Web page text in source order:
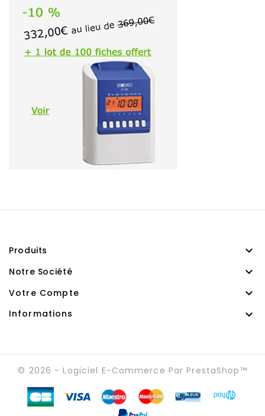
Produits 
Notre Société 
Votre Compte 
Informations 
© 2026 - Logiciel E-Commerce Par PrestaShop™